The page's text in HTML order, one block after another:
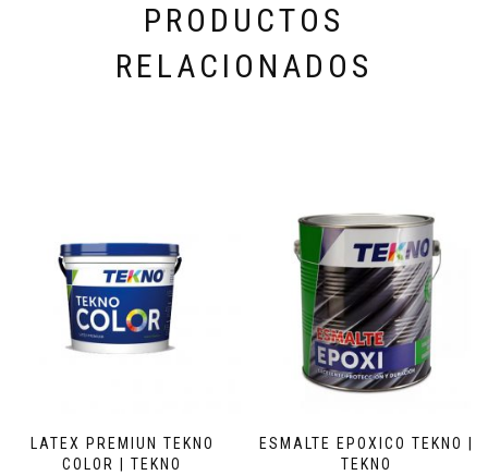
PRODUCTOS
RELACIONADOS
LATEX PREMIUN TEKNO
COLOR | TEKNO
ESMALTE EPOXICO TEKNO |
TEKNO